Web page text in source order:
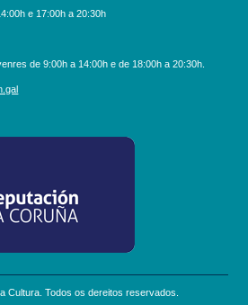
e 17:00h a 20:30h
de 9:00h a 14:00h e de 18:00h a 20:30h.
Cultura. Todos os dereitos reservados.